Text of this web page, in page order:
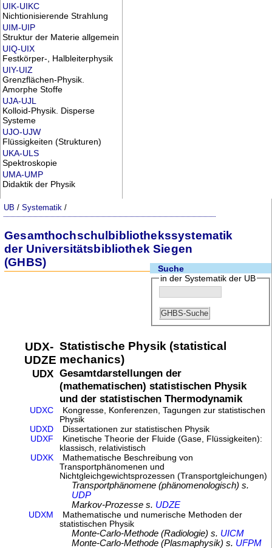
UIK-UIKC
Nichtionisierende Strahlung
UIM-UIP
Struktur der Materie allgemein
UIQ-UIX
Festkörper-, Halbleiterphysik
UIY-UIZ
Grenzflächen-Physik.
Amorphe Stoffe
UJA-UJL
Kolloid-Physik. Disperse
Systeme
UJO-UJW
Flüssigkeiten (Strukturen)
UKA-ULS
Spektroskopie
UMA-UMP
Didaktik der Physik
UB /Systematik /
Gesamthochschulbibliothekssystematik
der Universitätsbibliothek Siegen
(GHBS)
Suche
in der Systematik der UB
UDX-
UDZE
Statistische Physik (statistical
mechanics)
UDX Gesamtdarstellungen der
(mathematischen) statistischen Physik
und der statistischen Thermodynamik
UDXC
Kongresse, Konferenzen, Tagungen zur statistischen
Physik
UDXD
Dissertationen zur statistischen Physik
UDXF
Kinetische Theorie der Fluide (Gase, Flüssigkeiten):
klassisch, relativistisch
UDXK
Mathematische Beschreibung von
Transportphänomenen und
Nichtgleichgewichtsprozessen (Transportgleichungen)
Transportphänomene (phänomenologisch) s.
UDP
Markov-Prozesse s. UDZE
UDXM
Mathematische und numerische Methoden der
statistischen Physik
Monte-Carlo-Methode (Radiologie) s. UICM
Monte-Carlo-Methode (Plasmaphysik) s. UFPM